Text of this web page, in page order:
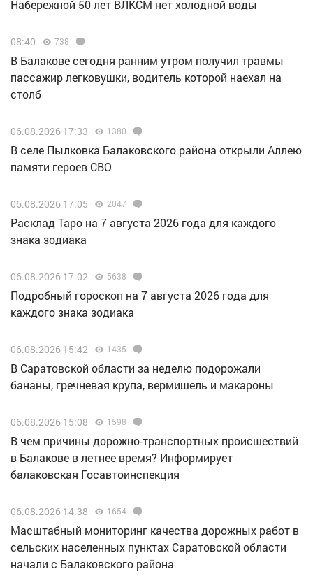
Набережной 50 лет ВЛКСМ нет холодной воды
08:40 738
В Балакове сегодня ранним утром получил травмы
пассажир легковушки, водитель которой наехал на
столб
06.08.2026 17:33 1380
В селе Пылковка Балаковского района открыли Аллею
памяти героев СВО
06.08.2026 17:05 2047
Расклад Таро на 7 августа 2026 года для каждого
знака зодиака
06.08.2026 17:02 5638
Подробный гороскоп на 7 августа 2026 года для
каждого знака зодиака
06.08.2026 15:42 1435
В Саратовской области за неделю подорожали
бананы, гречневая крупа, вермишель и макароны
06.08.2026 15:08 1598
В чем причины дорожно-транспортных происшествий
в Балакове в летнее время? Информирует
балаковская Госавтоинспекция
06.08.2026 14:38 1654
Масштабный мониторинг качества дорожных работ в
сельских населенных пунктах Саратовской области
начали с Балаковского района